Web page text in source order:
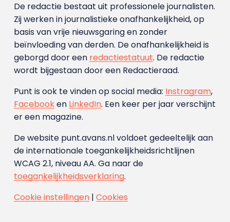
De redactie bestaat uit professionele journalisten.
Zij werken in journalistieke onafhankelijkheid, op
basis van vrije nieuwsgaring en zonder
beïnvloeding van derden. De onafhankelijkheid is
geborgd door een redactiestatuut. De redactie
wordt bijgestaan door een Redactieraad.
Punt is ook te vinden op social media: Instragram,
Facebooken LinkedIn. Een keer per jaar verschijnt
er een magazine.
De website punt.avans.nl voldoet gedeeltelijk aan
de internationale toegankelijkheidsrichtlijnen
WCAG 2.1, niveau AA. Ga naar de
toegankelijkheidsverklaring.
Cookie instellingen| Cookies